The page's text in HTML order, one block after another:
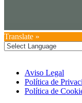
Translate »
Aviso Legal
Política de
Política de